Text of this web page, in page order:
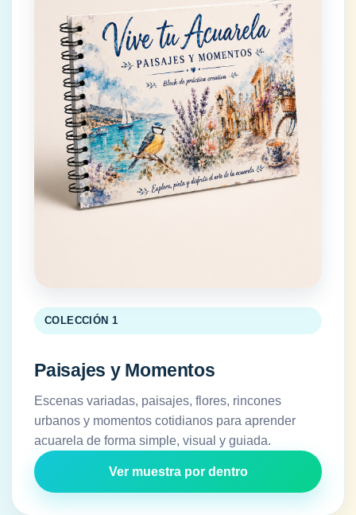
COLECCIÓN 1
Paisajes y Momentos
Escenas variadas, paisajes, flores, rincones
urbanos y momentos cotidianos para aprender
acuarela de forma simple, visual y guiada.
Ver muestra por dentro